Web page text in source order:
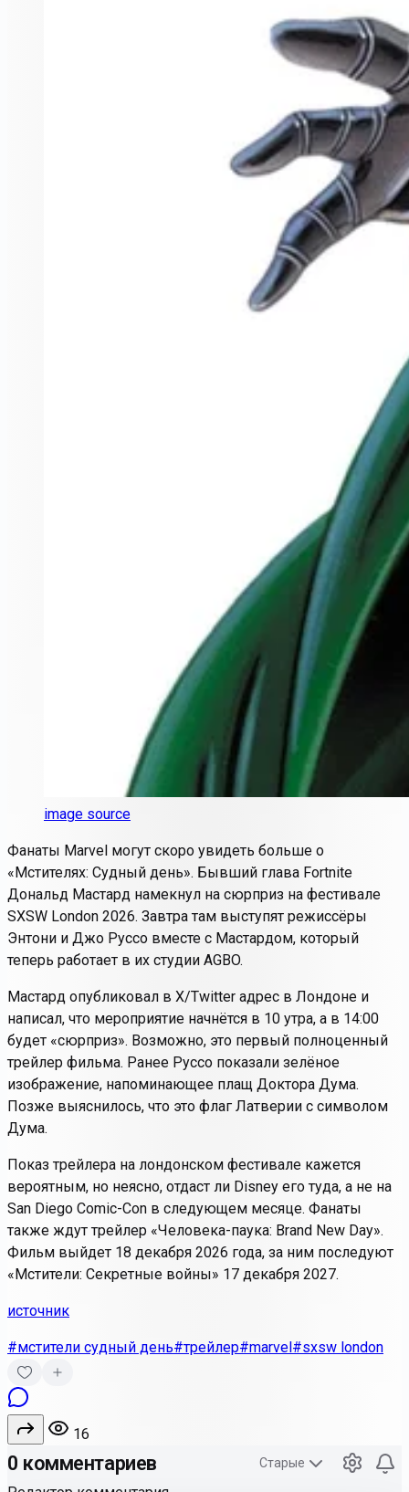
image source
Фанаты Marvel могут скоро увидеть больше о
«Мстителях: Судный день». Бывший глава Fortnite
Дональд Мастард намекнул на сюрприз на фестивале
SXSW London 2026. Завтра там выступят режиссёры
Энтони и Джо Руссо вместе с Мастардом, который
теперь работает в их студии AGBO.
Мастард опубликовал в X/Twitter адрес в Лондоне и
написал, что мероприятие начнётся в 10 утра, а в 14:00
будет «сюрприз». Возможно, это первый полноценный
трейлер фильма. Ранее Руссо показали зелёное
изображение, напоминающее плащ Доктора Дума.
Позже выяснилось, что это флаг Латверии с символом
Дума.
Показ трейлера на лондонском фестивале кажется
вероятным, но неясно, отдаст ли Disney его туда, а не на
San Diego Comic-Con в следующем месяце. Фанаты
также ждут трейлер «Человека-паука: Brand New Day».
Фильм выйдет 18 декабря 2026 года, за ним последуют
«Мстители: Секретные войны» 17 декабря 2027.
источник
#мстители судный день#трейлер#marvel#sxsw london
16
0 комментариев Старые